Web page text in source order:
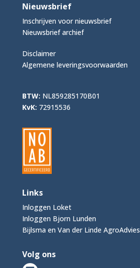
Nieuwsbrief
Inschrijven voor nieuwsbrief
Nieuwsbrief archief
Disclaimer
Algemene leveringsvoorwaarden
BTW: NL859285170B01
KvK: 72915536
Links
Inloggen Loket
Inloggen Bjorn Lunden
Bijlsma en Van der Linde AgroAdvies
Volg ons